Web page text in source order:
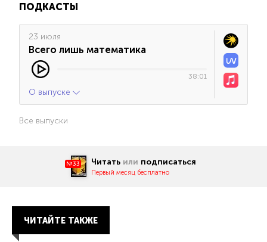
ПОДКАСТЫ
23 июля
Всего лишь математика
38:01
О выпуске
Все выпуски
№33 Читать или подписаться
Первый месяц бесплатно
ЧИТАЙТЕ ТАКЖЕ